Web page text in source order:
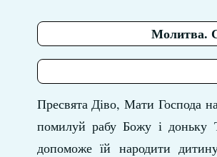
Молитва.
Пресвята Діво, Мати Господа
помилуй рабу Божу і доньку
допоможе їй народити